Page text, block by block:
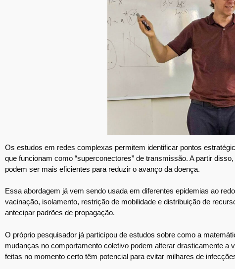
Os estudos em redes complexas permitem identificar pontos
que funcionam como “superconectores” de transmissão. A partir
podem ser mais eficientes para reduzir o avanço da doença.
Essa abordagem já vem sendo usada em diferentes epidemias ao
vacinação, isolamento, restrição de mobilidade e distribuição de
antecipar padrões de propagação.
O próprio pesquisador já participou de estudos sobre como a
mudanças no comportamento coletivo podem alterar drasticamente
feitas no momento certo têm potencial para evitar milhares de